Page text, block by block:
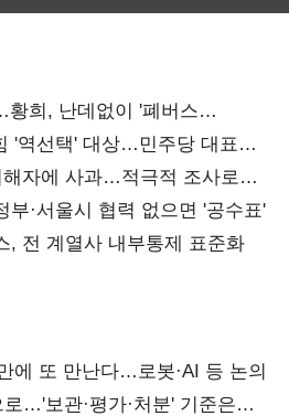
희, 난데없이 '폐버스
'역선택' 대상…민주당 대표로
자에 사과…적극적 조사로
·서울시 협력 없으면 '공수표'
, 전 계열사 내부통제 표준화
에 또 만난다…로봇·AI 등 논의
…'보관·평가·처분' 기준은